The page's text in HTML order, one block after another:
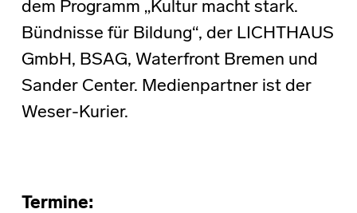
dem Programm „Kultur macht stark.
Bündnisse für Bildung“, der LICHTHAUS
GmbH, BSAG, Waterfront Bremen und
Sander Center. Medienpartner ist der
Weser-Kurier.
Termine: